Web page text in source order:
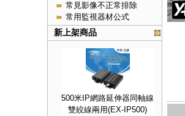
常見影像不正常排除
常用監視器材公式
新上架商品
500米IP網路延伸器同軸線
雙絞線兩用(EX-IP500)